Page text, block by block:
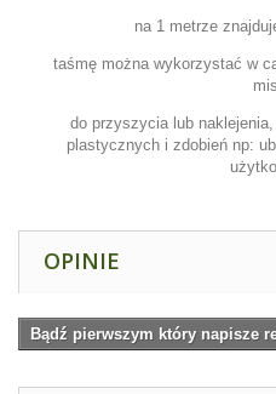
na 1 metrze
taśmę można wykorzystać w
do przyszycia lub
plastycznych i zdobień np:
OPINIE
Bądź pierwszym który napisze